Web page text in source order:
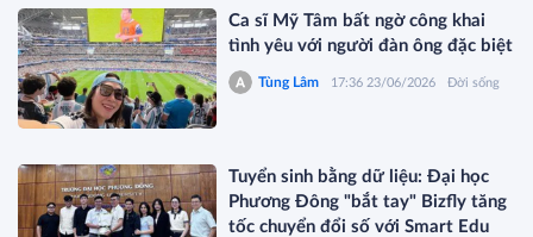
Ca sĩ Mỹ Tâm bất ngờ công khai
tình yêu với người đàn ông đặc biệt
Tùng Lâm 17:36 23/06/2026 Đời sống
Tuyển sinh bằng dữ liệu: Đại học
Phương Đông "bắt tay" Bizfly tăng
tốc chuyển đổi số với Smart Edu